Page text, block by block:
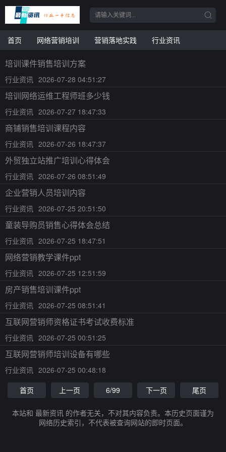
首页 网络营销培训 营销落地实践 行业资讯
培训课件销售培训方案
行业资讯 2026-07-28 04:51:27
培训网络运维工程师班多少钱
行业资讯 2026-07-27 18:47:33
商铺销售培训课程内容
行业资讯 2026-07-26 18:47:37
外贸独立站推广培训心得体会
行业资讯 2026-07-26 08:51:49
企业营销人员培训内容
行业资讯 2026-07-25 20:51:50
童装导购员销售心得体会总结
行业资讯 2026-07-25 18:47:51
网络营销教学课件ppt
行业资讯 2026-07-25 12:51:59
房产销售培训课件ppt
行业资讯 2026-07-25 08:51:41
互联网营销师资格证书考试收费标准
行业资讯 2026-07-25 00:51:25
互联网营销师培训设备有哪些
行业资讯 2026-07-25 00:48:18
首页
上一页 6/99 下一页 尾页
本站和 最新资讯 的作者无关，不对其内容负责。本历史页面谨为
网络历史索引，不代表被查询网站的即时页面。